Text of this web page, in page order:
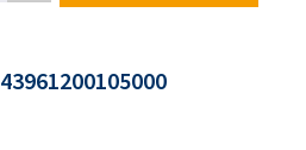
43961200105000